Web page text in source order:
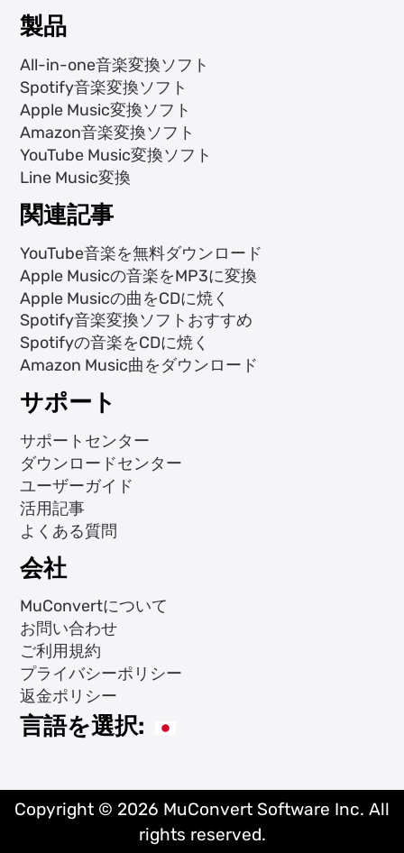
製品
All-in-one音楽変換ソフト
Spotify音楽変換ソフト
Apple Music変換ソフト
Amazon音楽変換ソフト
YouTube Music変換ソフト
Line Music変換
関連記事
YouTube音楽を無料ダウンロード
Apple Musicの音楽をMP3に変換
Apple Musicの曲をCDに焼く
Spotify音楽変換ソフトおすすめ
Spotifyの音楽をCDに焼く
Amazon Music曲をダウンロード
サポート
サポートセンター
ダウンロードセンター
ユーザーガイド
活用記事
よくある質問
会社
MuConvertについて
お問い合わせ
ご利用規約
プライバシーポリシー
返金ポリシー
言語を選択:
Copyright © 2026 MuConvert Software Inc. All
rights reserved.